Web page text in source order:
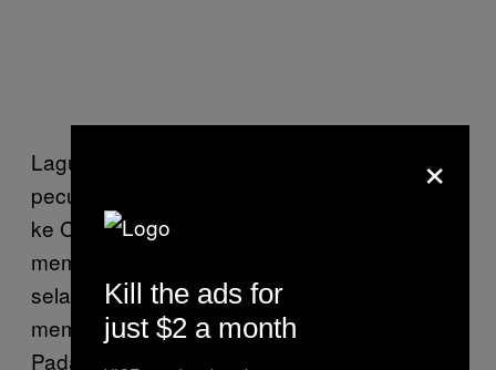
Lagu yang mengandung lirik “Kamu
pecundang di negara sendiri / Kamu datang
ke Cina supaya diperhitungkan” tersebut
membuat dirinya dilarang tampil di Cina
selama setahun penuh. Tapi Shady tidak
membiarkan para haters menjatuhkannya.
Pada bulan Maret, dia mengumumkan lewat
×
Kill the ads for
just $2 a month